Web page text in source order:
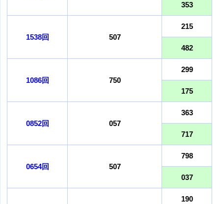
353
1538回 507
215
482
1086回 750
299
175
0852回 057
363
717
0654回 507
798
037
190